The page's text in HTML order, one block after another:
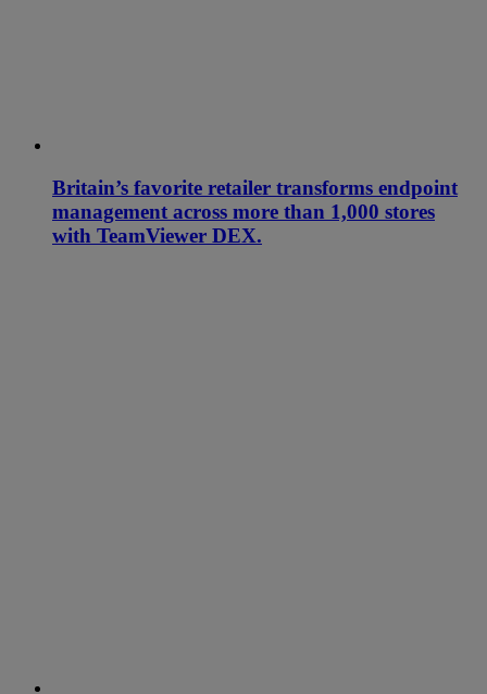
Britain’s favorite retailer transforms endpoint
management across more than 1,000 stores
with TeamViewer DEX.